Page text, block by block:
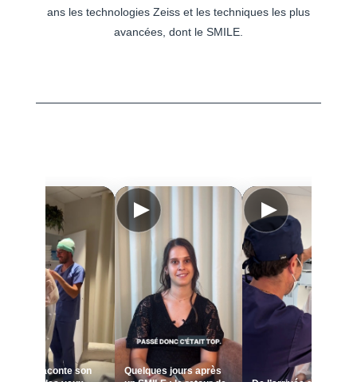
ans les technologies Zeiss et les techniques les plus
avancées, dont le SMILE.
raconte son
Quelques jours après